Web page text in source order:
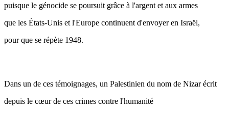
puisque le génocide se poursuit grâce à l'argent et aux armes
que les États-Unis et l'Europe continuent d'envoyer en Israël,
pour que se répète 1948.
Dans un de ces témoignages, un Palestinien du nom de Nizar écrit
depuis le cœur de ces crimes contre l'humanité